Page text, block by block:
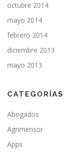
octubre 2014
mayo 2014
febrero 2014
diciembre 2013
mayo 2013
CATEGORÍAS
Abogados
Agrimensor
Apps